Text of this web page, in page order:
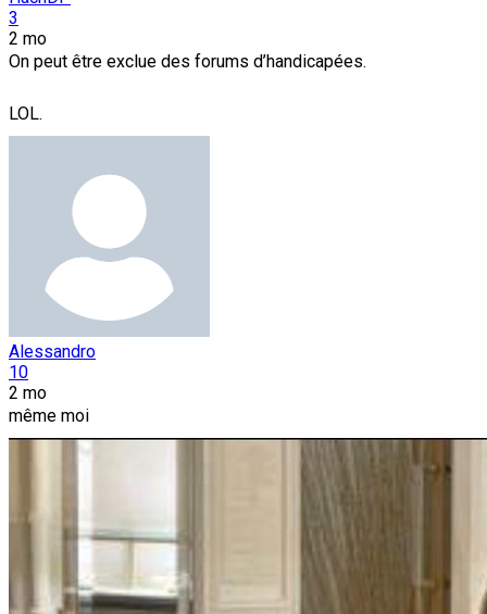
3
2 mo
On peut être exclue des forums d’handicapées.
LOL.
Alessandro
10
2 mo
même moi